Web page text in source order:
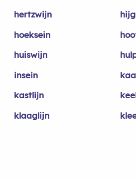
hertzwijn
hoeksein
huiswijn
insein
kastlijn
klaaglijn